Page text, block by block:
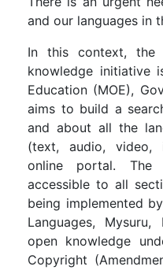
and our languages in
In this context, the
knowledge initiative
Education (MOE),
aims to build a
and about all the
(text, audio, video,
online portal. The
accessible to all
being implemented
Languages,
open knowledge
Copyright